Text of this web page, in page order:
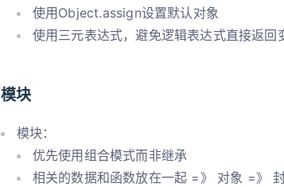
使用Object.assign设置默认对象
使用三元表达式，避免逻辑表达式直接返回
模块
模块：
优先使用组合模式而非继承
相关的数据和函数放在一起 =》 对象 =》